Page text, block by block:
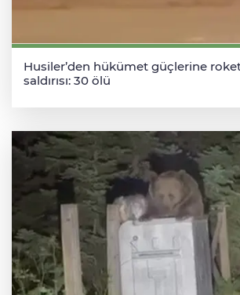
Husiler’den hükümet güçlerine
saldırısı: 30 ölü